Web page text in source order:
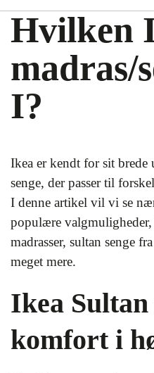
Hvilken
madras/
I?
Ikea er kendt for sit brede
senge, der passer til
I denne artikel vil vi se
populære valgmuligheder,
madrasser, sultan senge
meget mere.
Ikea
komfort i